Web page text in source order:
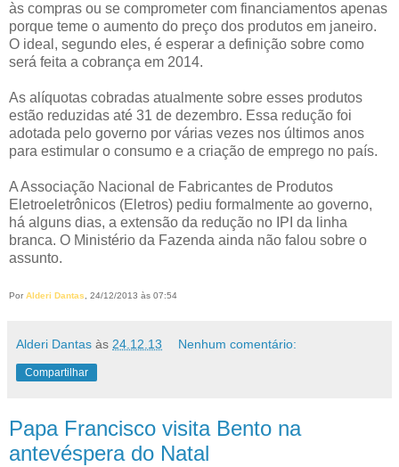
às compras ou se comprometer com financiamentos apenas
porque teme o aumento do preço dos produtos em janeiro.
O ideal, segundo eles, é esperar a definição sobre como
será feita a cobrança em 2014.
As alíquotas cobradas atualmente sobre esses produtos
estão reduzidas até 31 de dezembro. Essa redução foi
adotada pelo governo por várias vezes nos últimos anos
para estimular o consumo e a criação de emprego no país.
A Associação Nacional de Fabricantes de Produtos
Eletroeletrônicos (Eletros) pediu formalmente ao governo,
há alguns dias, a extensão da redução no IPI da linha
branca. O Ministério da Fazenda ainda não falou sobre o
assunto.
Por Alderi Dantas, 24/12/2013 às 07:54
Alderi Dantas às 24.12.13 Nenhum comentário:
Compartilhar
Papa Francisco visita Bento na
antevéspera do Natal